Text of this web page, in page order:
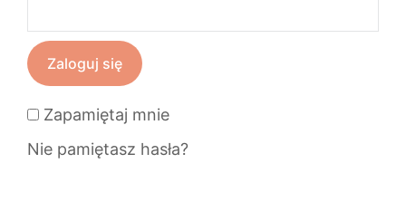
Zaloguj się
Zapamiętaj mnie
Nie pamiętasz hasła?